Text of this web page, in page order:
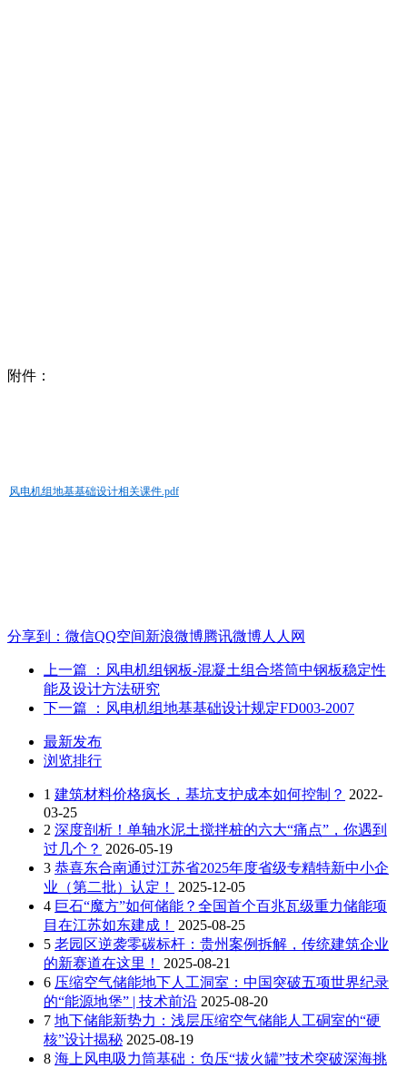
附件：
风电机组地基基础设计相关课件.pdf
分享到： 微信QQ空间新浪微博腾讯微博人人网
上一篇
：风电机组钢板-混凝土组合塔筒中钢板稳定性
能及设计方法研究
下一篇
：风电机组地基基础设计规定FD003-2007
最新发布
浏览排行
1 建筑材料价格疯长，基坑支护成本如何控制？ 2022-
03-25
2 深度剖析！单轴水泥土搅拌桩的六大“痛点”，你遇到
过几个？ 2026-05-19
3 恭喜东合南通过江苏省2025年度省级专精特新中小企
业（第二批）认定！
2025-12-05
4 巨石“魔方”如何储能？全国首个百兆瓦级重力储能项
目在江苏如东建成！
2025-08-25
5 老园区逆袭零碳标杆：贵州案例拆解，传统建筑企业
的新赛道在这里！
2025-08-21
6 压缩空气储能地下人工洞室：中国突破五项世界纪录
的“能源地堡” | 技术前沿 2025-08-20
7 地下储能新势力：浅层压缩空气储能人工硐室的“硬
核”设计揭秘 2025-08-19
8 海上风电吸力筒基础：负压“拔火罐”技术突破深海挑